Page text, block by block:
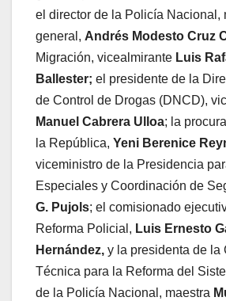
el director de la Policía Nacional,
general, Andrés Modesto Cruz
Migración, vicealmirante Luis
Ballester; el presidente de la
de Control de Drogas (DNCD),
Manuel Cabrera Ulloa; la
la República, Yeni Berenice
viceministro de la Presidencia
Especiales y Coordinación de
G. Pujols; el comisionado
Reforma Policial, Luis Ernesto
Hernández, y la presidenta de la
Técnica para la Reforma del
de la Policía Nacional, maestra